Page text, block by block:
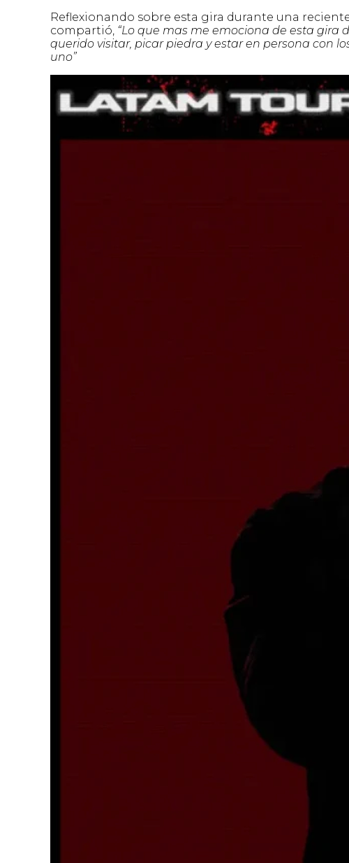
Reflexionando sobre esta gira durante una
compartió, “Lo que mas me emociona de esta gira
querido visitar, picar piedra y estar en persona con
uno”